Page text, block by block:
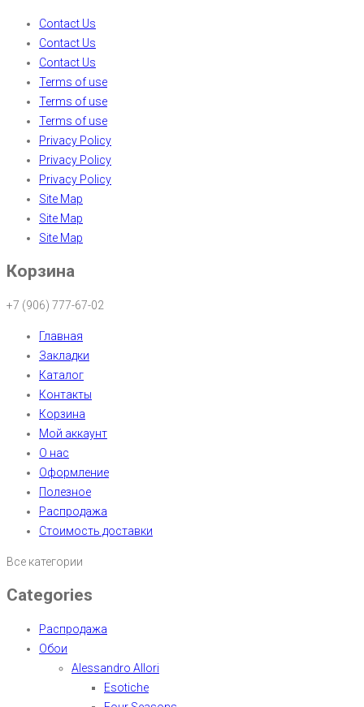
Contact Us
Contact Us
Contact Us
Terms of use
Terms of use
Terms of use
Privacy Policy
Privacy Policy
Privacy Policy
Site Map
Site Map
Site Map
Корзина
+7 (906) 777-67-02
Главная
Закладки
Каталог
Контакты
Корзина
Мой аккаунт
О нас
Оформление
Полезное
Распродажа
Стоимость доставки
Все категории
Categories
Распродажа
Обои
Alessandro Allori
Esotiche